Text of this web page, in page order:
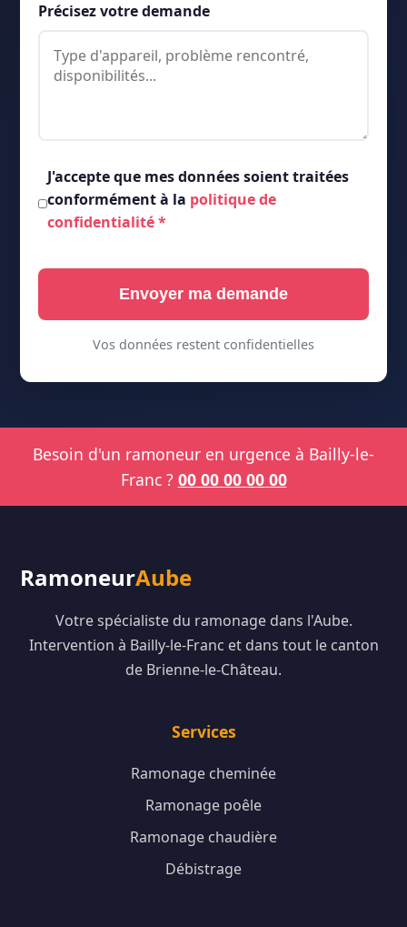
Précisez votre demande
J'accepte que mes données soient traitées
conformément à la politique de
confidentialité*
Envoyer ma demande
Vos données restent confidentielles
Besoin d'un ramoneur en urgence à Bailly-le-
Franc ? 00 00 00 00 00
RamoneurAube
Votre spécialiste du ramonage dans l'Aube.
Intervention à Bailly-le-Franc et dans tout le canton
de Brienne-le-Château.
Services
Ramonage cheminée
Ramonage poêle
Ramonage chaudière
Débistrage